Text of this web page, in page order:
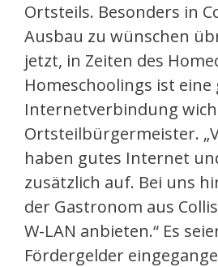
Ortsteils. Besonders in
Ausbau zu wünschen
jetzt, in Zeiten des
Homeschoolings ist eine
Internetverbindung
Ortsteilbürgermeister.
haben gutes Internet
zusätzlich auf. Bei uns
der Gastronom aus
W-LAN anbieten.“ Es
Fördergelder